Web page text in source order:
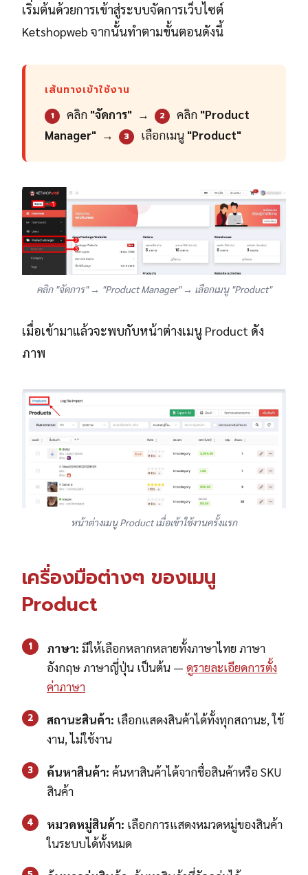
เริ่มต้นด้วยการเข้าสู่ระบบจัดการเว็บไซต์
Ketshopweb จากนั้นทำตามขั้นตอนดังนี้
เส้นทางเข้าใช้งาน
1 คลิก "จัดการ" → 2 คลิก "Product
Manager" → 3 เลือกเมนู "Product"
คลิก "จัดการ" → "Product Manager" → เลือกเมนู "Product"
เมื่อเข้ามาแล้วจะพบกับหน้าต่างเมนู Product ดัง
ภาพ
หน้าต่างเมนู Product เมื่อเข้าใช้งานครั้งแรก
เครื่องมือต่างๆ ของเมนู
Product
1 ภาษา: มีให้เลือกหลากหลายทั้งภาษาไทย ภาษา
อังกฤษ ภาษาญี่ปุ่น เป็นต้น — ดูรายละเอียดการตั้ง
ค่าภาษา
2 สถานะสินค้า: เลือกแสดงสินค้าได้ทั้งทุกสถานะ, ใช้
งาน, ไม่ใช้งาน
3 ค้นหาสินค้า: ค้นหาสินค้าได้จากชื่อสินค้าหรือ SKU
สินค้า
4 หมวดหมู่สินค้า: เลือกการแสดงหมวดหมู่ของสินค้า
ในระบบได้ทั้งหมด